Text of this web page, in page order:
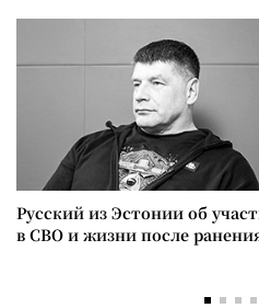
Русский из Эстонии об
в СВО и жизни после